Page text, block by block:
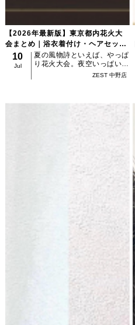
【2026年最新版】東京都内花火大
会まとめ｜浴衣着付け・ヘアセット
ならZESTへ
10
Jul
夏の風物詩といえば、やっぱ
り花火大会。夜空いっぱいに
広がる大輪の花火を眺めなが
気に入りの浴衣を着て...
ZEST 中野店